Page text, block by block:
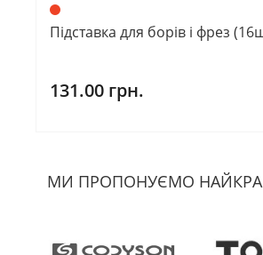
Підставка для борів і фрез
131.00 грн.
МИ ПРОПОНУЄМО